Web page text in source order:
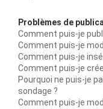
Problèmes de
Comment puis-je
Comment puis-je
Comment puis-je
Comment puis-je
Pourquoi ne puis-je
sondage ?
Comment puis-je